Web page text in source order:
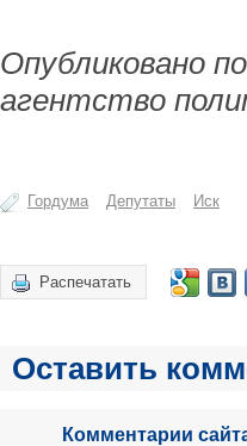
Опубликовано
агентство
Гордума Депутаты Иск
Распечатать
Оставить
Комментарии